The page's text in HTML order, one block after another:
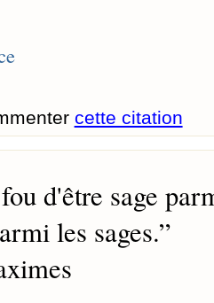
cette citation
d'être sage
les sages.”